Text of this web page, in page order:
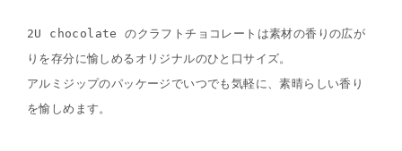
2U chocolate のクラフトチョコレートは素材の香りの広が
りを存分に愉しめるオリジナルのひと口サイズ。
アルミジップのパッケージでいつでも気軽に、素晴らしい香り
を愉しめます。